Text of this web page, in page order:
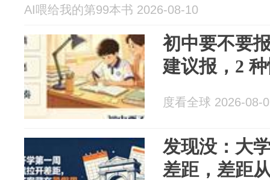
AI喂给我的第99本书 2026-08-10
初中要不要
建议报，2
度看全球 2026-08-
发现没：大
差距，差距